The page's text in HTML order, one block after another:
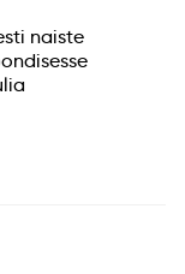
naiste